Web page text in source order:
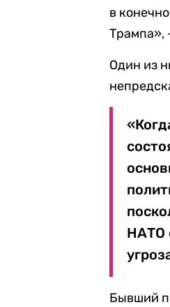
в
Трампа»,
Один из
НАТО
Бывший